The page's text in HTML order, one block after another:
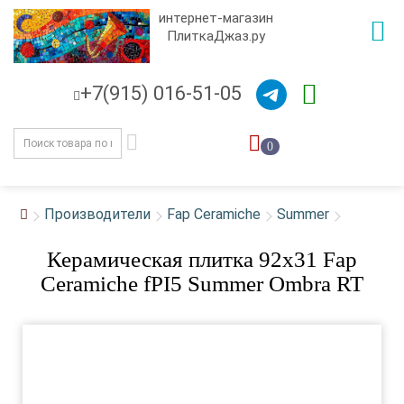
интернет-магазин
ПлиткаДжаз.ру
+7(915) 016-51-05
0
Производители Fap Ceramiche Summer
Керамическая плитка 92x31 Fap
Ceramiche fPI5 Summer Ombra RT